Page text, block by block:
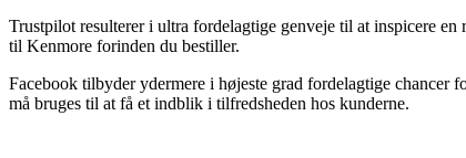
Trustpilot resulterer i ultra fordelagtige genveje til at inspicere
til Kenmore forinden du bestiller.
Facebook tilbyder ydermere i højeste grad fordelagtige chancer
må bruges til at få et indblik i tilfredsheden hos kunderne.